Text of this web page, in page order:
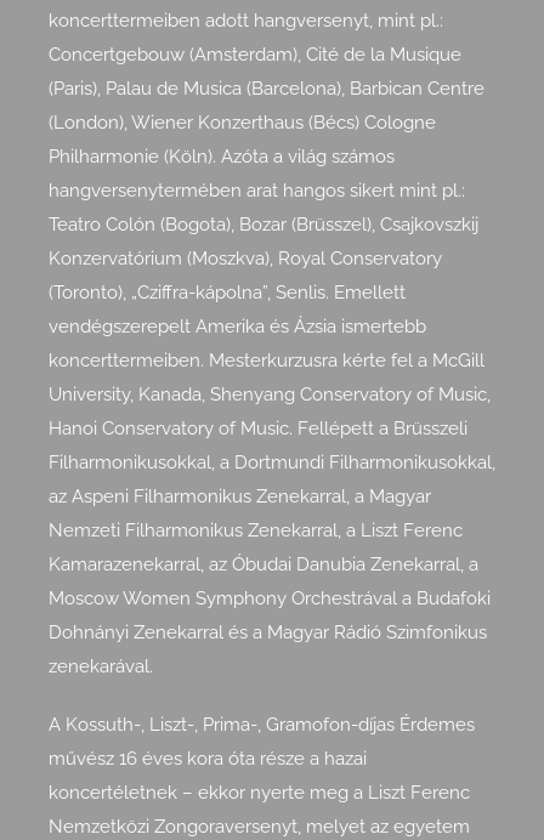
koncerttermeiben adott hangversenyt, mint pl.:
Concertgebouw (Amsterdam), Cité de la Musique
(Paris), Palau de Musica (Barcelona), Barbican Centre
(London), Wiener Konzerthaus (Bécs) Cologne
Philharmonie (Köln). Azóta a világ számos
hangversenytermében arat hangos sikert mint pl.:
Teatro Colón (Bogota), Bozar (Brüsszel), Csajkovszkij
Konzervatórium (Moszkva), Royal Conservatory
(Toronto), „Cziffra-kápolna”, Senlis. Emellett
vendégszerepelt Amerika és Ázsia ismertebb
koncerttermeiben. Mesterkurzusra kérte fel a McGill
University, Kanada, Shenyang Conservatory of Music,
Hanoi Conservatory of Music. Fellépett a Brüsszeli
Filharmonikusokkal, a Dortmundi Filharmonikusokkal,
az Aspeni Filharmonikus Zenekarral, a Magyar
Nemzeti Filharmonikus Zenekarral, a Liszt Ferenc
Kamarazenekarral, az Óbudai Danubia Zenekarral, a
Moscow Women Symphony Orchestrával a Budafoki
Dohnányi Zenekarral és a Magyar Rádió Szimfonikus
zenekarával.
A Kossuth-, Liszt-, Prima-, Gramofon-díjas Érdemes
művész 16 éves kora óta része a hazai
koncertéletnek – ekkor nyerte meg a Liszt Ferenc
Nemzetközi Zongoraversenyt, melyet az egyetem